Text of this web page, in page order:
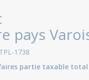
pays
1738
partie taxable total